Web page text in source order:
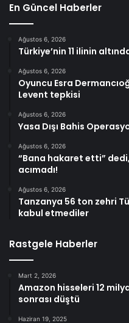
En Güncel Haberler
Ağustos 6, 2026
Türkiye’nin 11 ilinin
Ağustos 6, 2026
Oyuncu Esra
Levent tepkisi
Ağustos 6, 2026
Yasa Dışı Bahis
Ağustos 6, 2026
“Bana hakaret etti” dedi,
acımadı!
Ağustos 6, 2026
Tanzanya 56 ton zehri
kabul etmediler
Rastgele Haberler
Mart 2, 2026
Amazon hisseleri 12
sonrası düştü
Haziran 19, 2025